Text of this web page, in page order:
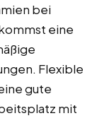
bei
eine
Flexible
gute
mit